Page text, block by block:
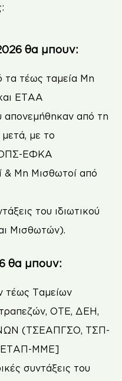
θα μπουν:
τα τέως ταμεία Μη
ΕΤΑΑ
απονεμήθηκαν από τη
με το
ΟΠΣ-ΕΦΚΑ
& Μη Μισθωτοί από
του ιδιωτικού
Μισθωτών).
θα μπουν:
τέως Ταμείων
ΟΤΕ, ΔΕΗ,
(ΤΣΕΑΠΓΣΟ, ΤΣΠ-
ΕΤΑΠ-ΜΜΕ]
συντάξεις του